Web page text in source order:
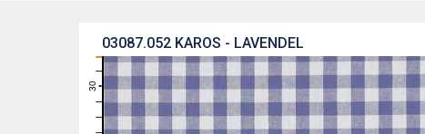
KAROS - LAVENDEL
03087.052
28
29
30
31